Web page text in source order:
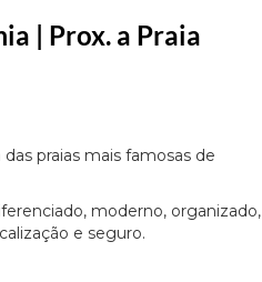
| Prox. a Praia
praias mais famosas de
moderno, organizado,
e seguro.